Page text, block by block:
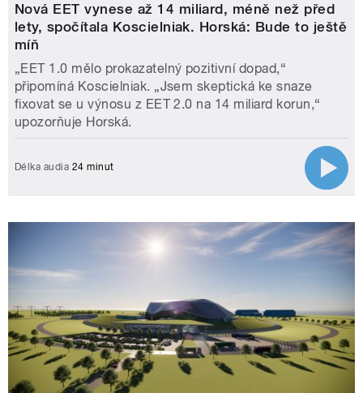
Nová EET vynese až 14 miliard, méně než před
lety, spočítala Koscielniak. Horská: Bude to ještě
míň
„EET 1.0 mělo prokazatelný pozitivní dopad,“
připomíná Koscielniak. „Jsem skeptická ke snaze
fixovat se u výnosu z EET 2.0 na 14 miliard korun,“
upozorňuje Horská.
Délka audia 24 minut